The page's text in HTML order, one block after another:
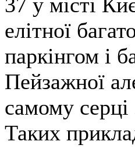
елітної
паркінгом і
Пейзажної
самому серці
Таких